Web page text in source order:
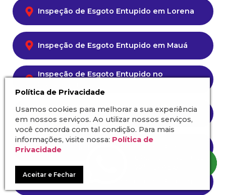
Inspeção de Esgoto Entupido em Lorena
Inspeção de Esgoto Entupido em Mauá
Inspeção de Esgoto Entupido no
Inspeção de Esgoto Entupido na Parada
Inglesa
Inspeção de Esgoto Entupido no Paraíso
Inspeção de Esgoto Entupido no Piqueri
Política de Privacidade
Usamos cookies para melhorar a sua experiência
em nossos serviços. Ao utilizar nossos serviços,
você concorda com tal condição. Para mais
informações, visite nossa: Política de
Privacidade
Aceitar e Fechar